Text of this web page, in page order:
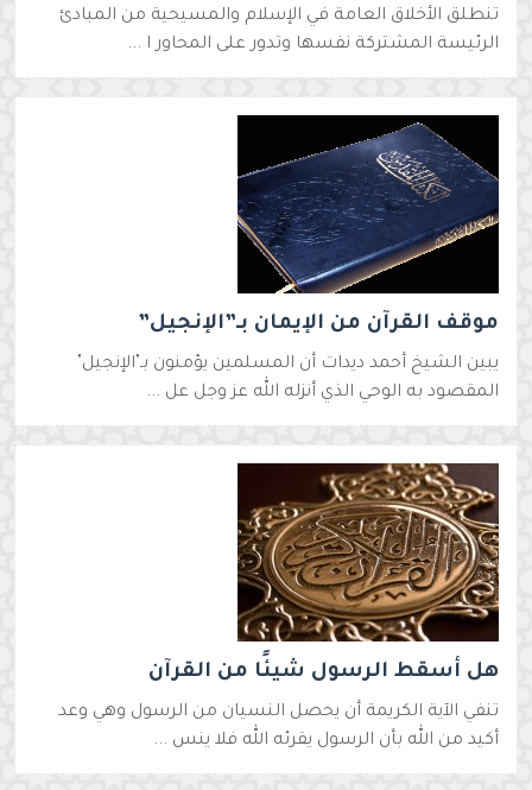
تنطلق الأخلاق العامة في الإسلام والمسيحية من المبادئ
الرئيسة المشتركة نفسها وتدور على المحاور ا ...
موقف القرآن من الإيمان بـ”الإنجيل”
يبين الشيخ أحمد ديدات أن المسلمين يؤمنون بـ"الإنجيل"
المقصود به الوحي الذي أنزله الله عز وجل عل ...
هل أسقط الرسول شيئًا من القرآن
تنفي الآية الكريمة أن يحصل النسيان من الرسول وهي وعد
أكيد من الله بأن الرسول يقرئه الله فلا ينس ...